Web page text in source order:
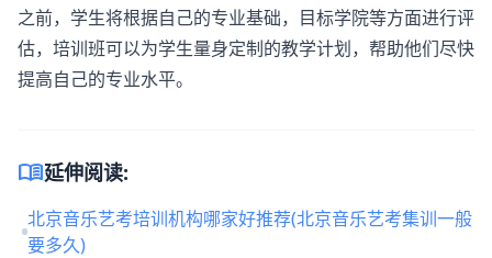
之前，学生将根据自己的专业基础，目标学院等方面进行评
估，培训班可以为学生量身定制的教学计划，帮助他们尽快
提高自己的专业水平。
menu_book延伸阅读:
北京音乐艺考培训机构哪家好推荐(北京音乐艺考集训一般
要多久)